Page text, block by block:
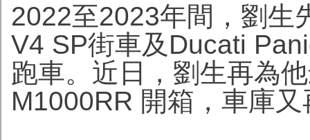
2022至2023年間，劉生
V4 SP街車及Ducati
跑車。近日，劉生再為
M1000RR 開箱，車庫